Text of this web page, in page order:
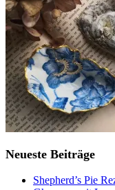
Neueste Beiträge
Shepherd’s Pie